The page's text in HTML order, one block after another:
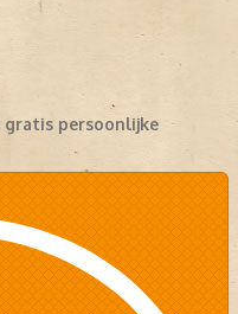
gratis persoonlijke